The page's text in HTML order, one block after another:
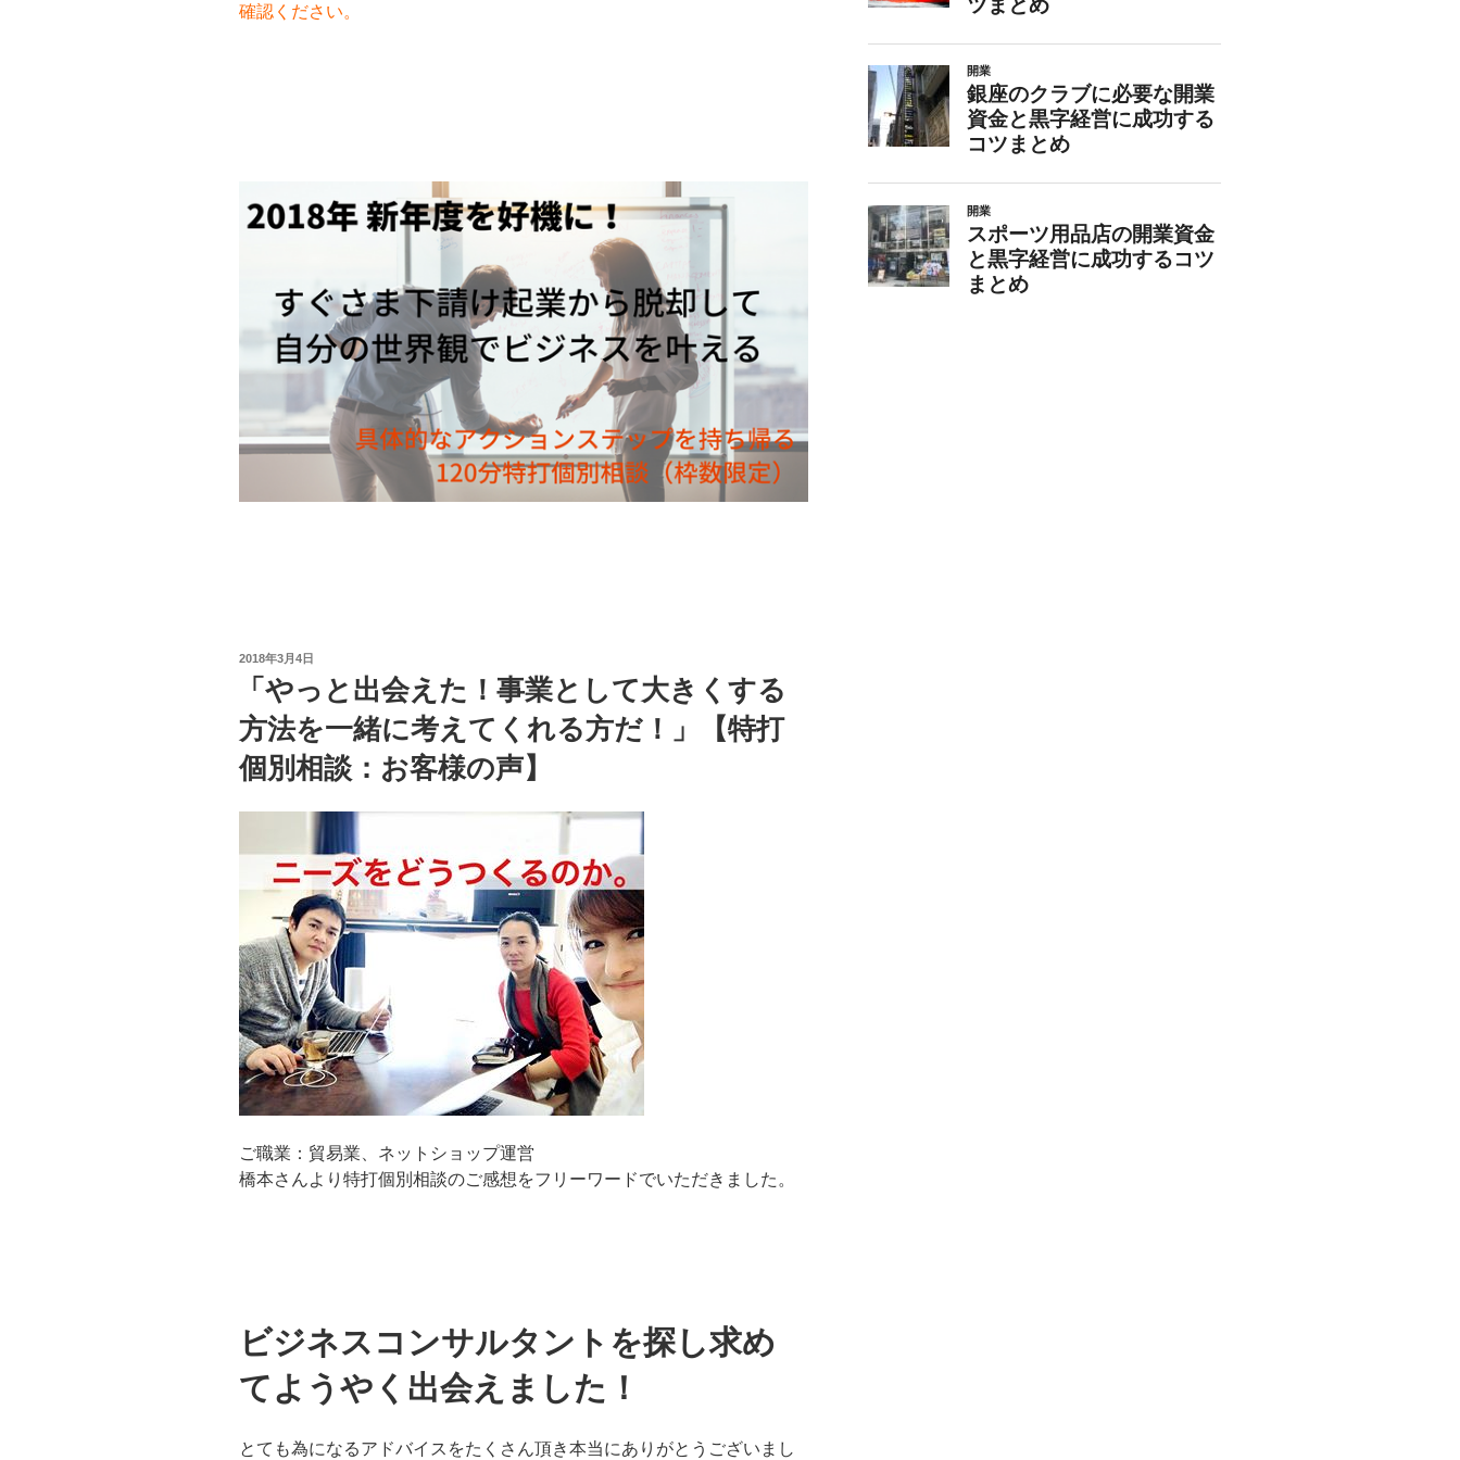
確認ください。
投
日:
2018年3月4日
「やっと出会えた！事業として大きくする
方法を一緒に考えてくれる方だ！」【特打
個別相談：お客様の声】
ご職業：貿易業、ネットショップ運営
橋本さんより特打個別相談のご感想をフリーワードでいただきました。
ビジネスコンサルタントを探し求め
てようやく出会えました！
とても為になるアドバイスをたくさん頂き本当にありがとうございまし